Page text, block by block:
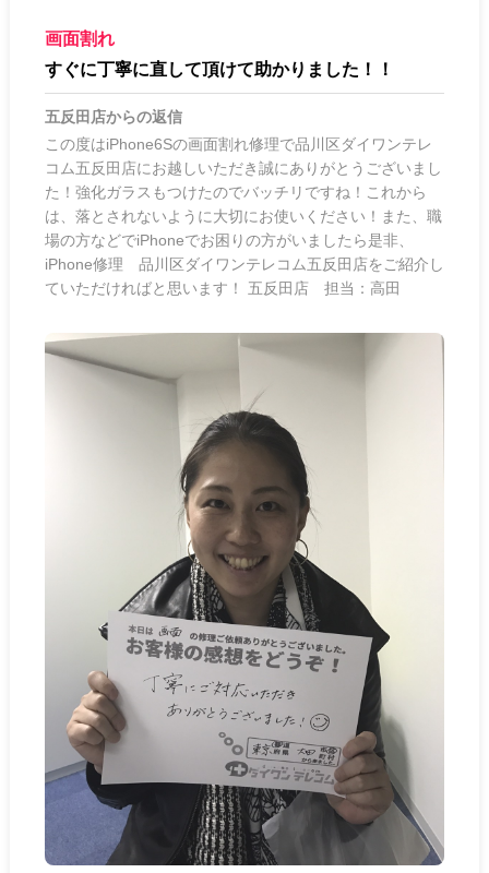
画面割れ
すぐに丁寧に直して頂けて助かりました！！
五反田店からの返信
この度はiPhone6Sの画面割れ修理で品川区ダイワンテレ
コム五反田店にお越しいただき誠にありがとうございまし
た！強化ガラスもつけたのでバッチリですね！これから
は、落とされないように大切にお使いください！また、職
場の方などでiPhoneでお困りの方がいましたら是非、
iPhone修理 品川区ダイワンテレコム五反田店をご紹介し
ていただければと思います！ 五反田店 担当：高田